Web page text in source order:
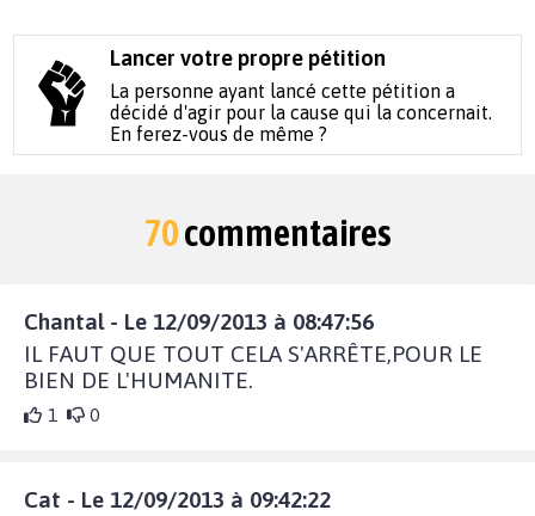
Lancer votre propre pétition
La personne ayant lancé cette pétition a
décidé d'agir pour la cause qui la concernait.
En ferez-vous de même ?
70commentaires
Chantal - Le 12/09/2013 à 08:47:56
IL FAUT QUE TOUT CELA S'ARRÊTE,POUR LE
BIEN DE L'HUMANITE.
1 0
Cat - Le 12/09/2013 à 09:42:22